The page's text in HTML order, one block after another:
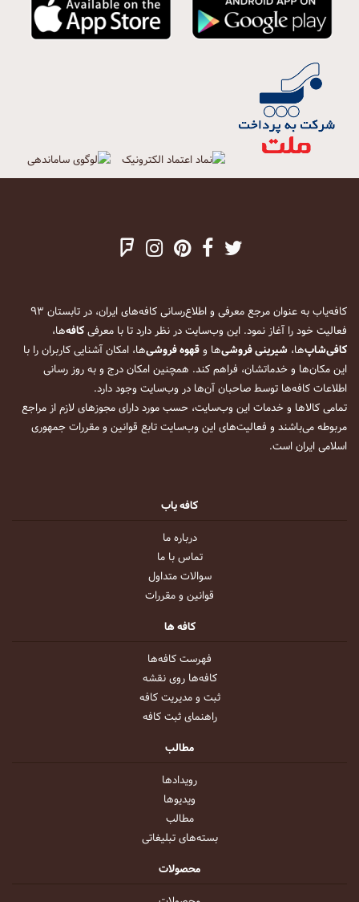
کافه‌یاب به عنوان مرجع معرفی و اطلاع‌رسانی کافه‌های ایران، در تابستان ۹۳
فعالیت خود را آغاز نمود. این وب‌سایت در نظر دارد تا با معرفیکافه‌ها،
کافی‌شاپ‌ها، شیرینی فروشی‌ها وقهوه فروشی‌ها، امکان آشنایی کاربران را با
این مکان‌ها و خدماتشان، فراهم کند. همچنین امکان درج و به روز رسانی
اطلاعات کافه‌ها توسط صاحبان آن‌ها در وب‌سایت وجود دارد.
تمامی کالاها و خدمات این وب‌سایت، حسب مورد دارای مجوزهای لازم از مراجع
مربوطه می‌باشند و فعالیت‌های این وب‌سایت تابع قوانین و مقررات جمهوری
اسلامی ایران است.
کافه یاب
درباره ما
تماس با ما
سوالات متداول
قوانین و مقررات
کافه ها
فهرست کافه‌ها
کافه‌ها روی نقشه
ثبت و مدیریت کافه
راهنمای ثبت کافه
مطالب
رویداد‌ها
ویدیو‌ها
مطالب
بسته‌های تبلیغاتی
محصولات